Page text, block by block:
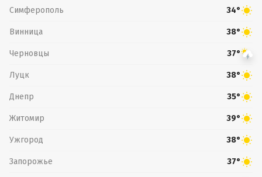
Симферополь 34°
Винница 38°
Черновцы 37°
Луцк 38°
Днепр 35°
Житомир 39°
Ужгород 38°
Запорожье 37°